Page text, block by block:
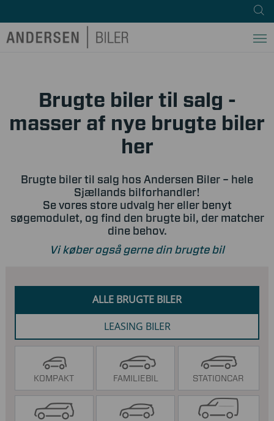
Brugte biler til salg -
masser af nye brugte biler
her
Brugte biler til salg hos Andersen Biler – hele
Sjællands bilforhandler!
Se vores store udvalg her eller benyt
søgemodulet, og find den brugte bil, der matcher
dine behov.
Vi køber også gerne din brugte bil
ALLE BRUGTE BILER
LEASING BILER
KOMPAKT FAMILIEBIL STATIONCAR